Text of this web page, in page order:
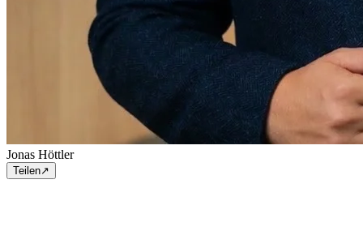
Jonas Höttler
Teilen↗